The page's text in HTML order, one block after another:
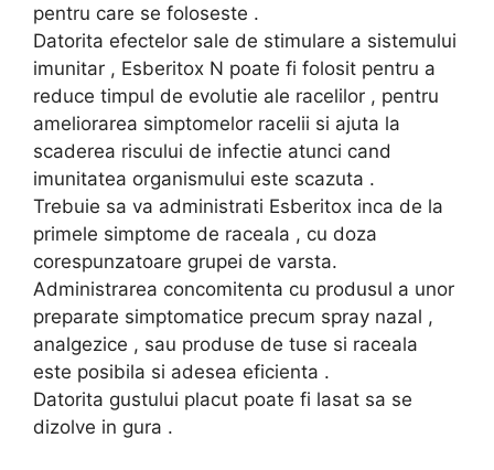
pentru care se foloseste .
Datorita efectelor sale de stimulare a sistemului
imunitar , Esberitox N poate fi folosit pentru a
reduce timpul de evolutie ale racelilor , pentru
ameliorarea simptomelor racelii si ajuta la
scaderea riscului de infectie atunci cand
imunitatea organismului este scazuta .
Trebuie sa va administrati Esberitox inca de la
primele simptome de raceala , cu doza
corespunzatoare grupei de varsta.
Administrarea concomitenta cu produsul a unor
preparate simptomatice precum spray nazal ,
analgezice , sau produse de tuse si raceala
este posibila si adesea eficienta .
Datorita gustului placut poate fi lasat sa se
dizolve in gura .